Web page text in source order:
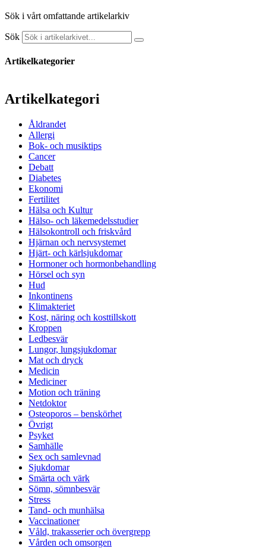
Sök i vårt omfattande artikelarkiv
Sök
Artikelkategorier
Artikelkategori
Åldrandet
Allergi
Bok- och musiktips
Cancer
Debatt
Diabetes
Ekonomi
Fertilitet
Hälsa och Kultur
Hälso- och läkemedelsstudier
Hälsokontroll och friskvård
Hjärnan och nervsystemet
Hjärt- och kärlsjukdomar
Hormoner och hormonbehandling
Hörsel och syn
Hud
Inkontinens
Klimakteriet
Kost, näring och kosttillskott
Kroppen
Ledbesvär
Lungor, lungsjukdomar
Mat och dryck
Medicin
Mediciner
Motion och träning
Netdoktor
Osteoporos – benskörhet
Övrigt
Psyket
Samhälle
Sex och samlevnad
Sjukdomar
Smärta och värk
Sömn, sömnbesvär
Stress
Tand- och munhälsa
Vaccinationer
Våld, trakasserier och övergrepp
Vården och omsorgen